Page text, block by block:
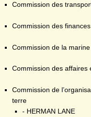
Commission des
Commission des finances
Commission de la
Commission des affaires
Commission de
terre
- HERMAN LANE